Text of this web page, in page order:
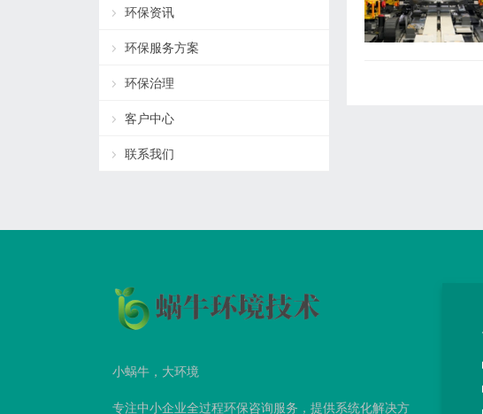
环保资讯
环保服务方案
环保治理
客户中心
联系我们
小蜗牛，大环境
专注中小企业全过程环保咨询服务，提供系统化解决方